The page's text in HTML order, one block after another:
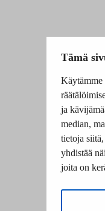
Tämä
Käytämme
ja
median,
tietoja
yhdistää
joita on